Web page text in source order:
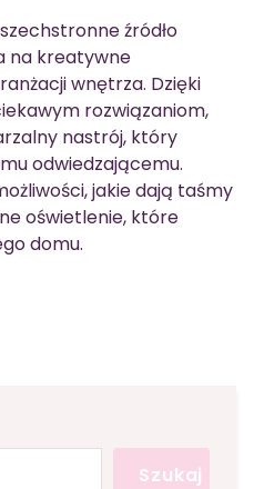
źródło
na kreatywne
wnętrza. Dzięki
rozwiązaniom,
nastrój, który
odwiedzającemu.
jakie dają taśmy
oświetlenie, które
domu.
Szukaj